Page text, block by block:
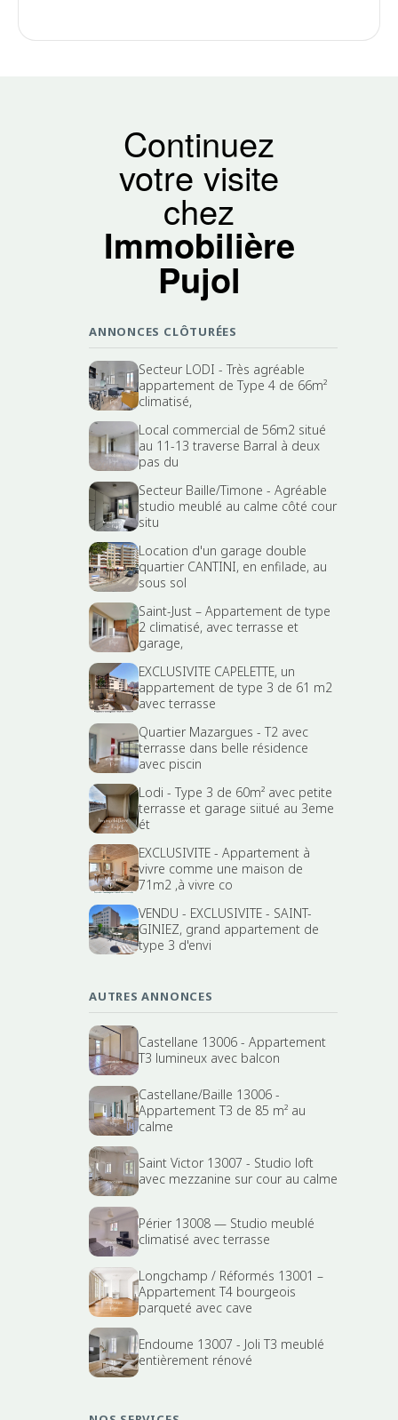
Continuez
votre visite
chez
Immobilière
Pujol
ANNONCES CLÔTURÉES
Secteur LODI - Très agréable
appartement de Type 4 de 66m²
climatisé,
Local commercial de 56m2 situé
au 11-13 traverse Barral à deux
pas du
Secteur Baille/Timone - Agréable
studio meublé au calme côté cour
situ
Location d'un garage double
quartier CANTINI, en enfilade, au
sous sol
Saint-Just – Appartement de type
2 climatisé, avec terrasse et
garage,
EXCLUSIVITE CAPELETTE, un
appartement de type 3 de 61 m2
avec terrasse
Quartier Mazargues - T2 avec
terrasse dans belle résidence
avec piscin
Lodi - Type 3 de 60m² avec petite
terrasse et garage siitué au 3eme
ét
EXCLUSIVITE - Appartement à
vivre comme une maison de
71m2 ,à vivre co
VENDU - EXCLUSIVITE - SAINT-
GINIEZ, grand appartement de
type 3 d'envi
AUTRES ANNONCES
Castellane 13006 - Appartement
T3 lumineux avec balcon
Castellane/Baille 13006 -
Appartement T3 de 85 m² au
calme
Saint Victor 13007 - Studio loft
avec mezzanine sur cour au calme
Périer 13008 — Studio meublé
climatisé avec terrasse
Longchamp / Réformés 13001 –
Appartement T4 bourgeois
parqueté avec cave
Endoume 13007 - Joli T3 meublé
entièrement rénové